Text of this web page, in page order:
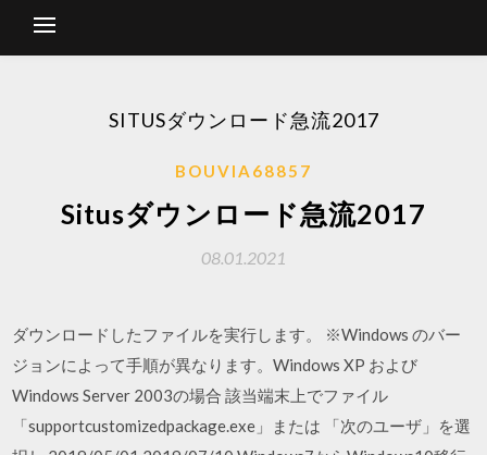
SITUSダウンロード急流2017
BOUVIA68857
Situsダウンロード急流2017
08.01.2021
ダウンロードしたファイルを実行します。 ※Windows のバー
ジョンによって手順が異なります。Windows XP および
Windows Server 2003の場合 該当端末上でファイル
「supportcustomizedpackage.exe」または 「次のユーザ」を選